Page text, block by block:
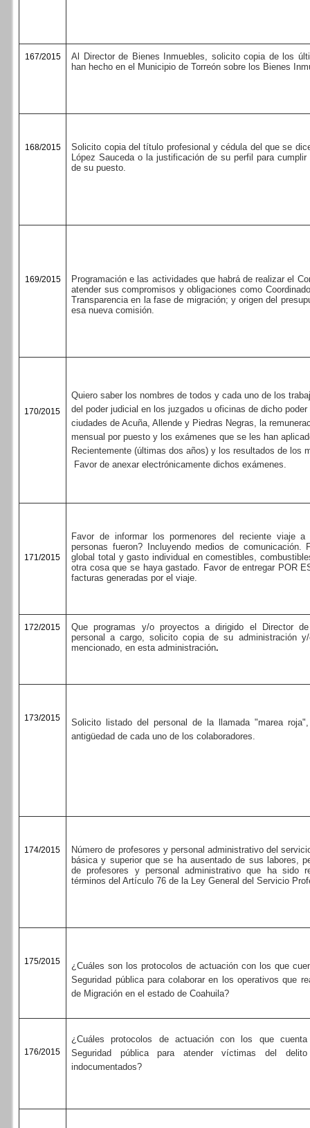
167/2015
Al Director de Bienes Inmuebles, solicito copia de los
han hecho en el Municipio de Torreón sobre los Bienes
168/2015
Solicito copia del título profesional y cédula del que se
López Sauceda o la justificación de su perfil para
de su puesto.
169/2015
Programación e las actividades que habrá de realizar el
atender sus compromisos y obligaciones como
Transparencia en la fase de migración; y origen del
esa nueva comisión.
170/2015
Quiero saber los nombres de todos y cada uno de los
del poder judicial en los juzgados u oficinas de dicho poder
ciudades de Acuña, Allende y Piedras Negras, la
mensual por puesto y los exámenes que se les han
Recientemente (últimas dos años) y los resultados de los
Favor de anexar electrónicamente dichos exámenes.
171/2015
Favor de informar los pormenores del reciente viaje a
personas fueron? Incluyendo medios de comunicación.
global total y gasto individual en comestibles,
otra cosa que se haya gastado. Favor de entregar POR
facturas generadas por el viaje.
172/2015
Que programas y/o proyectos a dirigido el Director
personal a cargo, solicito copia de su administración
mencionado, en esta administración.
173/2015
Solicito listado del personal de la llamada "marea
antigüedad de cada uno de los colaboradores.
174/2015
Número de profesores y personal administrativo del
básica y superior que se ha ausentado de sus labores,
de profesores y personal administrativo que ha sido
términos del Artículo 76 de la Ley General del Servicio
175/2015
¿Cuáles son los protocolos de actuación con los que
Seguridad pública para colaborar en los operativos que
de Migración en el estado de Coahuila?
176/2015
¿Cuáles protocolos de actuación con los que
Seguridad pública para atender víctimas del
indocumentados?